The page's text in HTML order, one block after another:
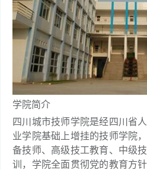
学院简介
四川城市技师学院是经四川省
业学院基础上增挂的技师学院
备技师、高级技工教育、中级
训，学院全面贯彻党的教育方